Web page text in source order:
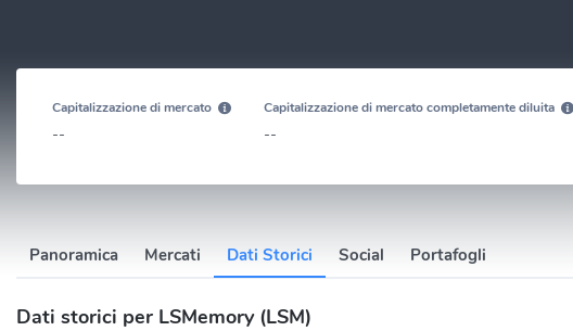
Capitalizzazione di mercato
--
Capitalizzazione di mercato completamente diluita
--
Panoramica Mercati Dati Storici Social Portafogli
Dati storici per LSMemory (LSM)